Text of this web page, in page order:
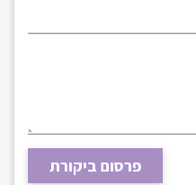
פרסום ביקורת